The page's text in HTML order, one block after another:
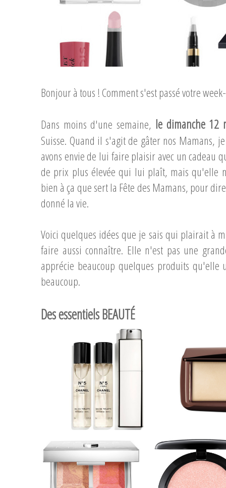
Bonjour à tous ! Comment s'est passé votre
Dans moins d'une semaine, le dimanche 12
Suisse. Quand il s'agit de gâter nos Mamans,
avons envie de lui faire plaisir avec un cadeau
de prix plus élevée qui lui plaît, mais qu'elle
bien à ça que sert la Fête des Mamans, pour
donné la vie.
Voici quelques idées que je sais qui plairait à
faire aussi connaître. Elle n'est pas une
apprécie beaucoup quelques produits
beaucoup.
Des essentiels BEAUTÉ